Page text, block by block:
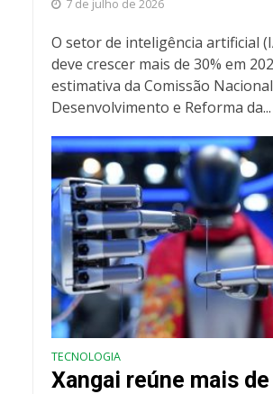
7 de julho de 2026
O setor de inteligência artificial
deve crescer mais de 30% em
estimativa da Comissão
Desenvolvimento e Reforma da...
TECNOLOGIA
Xangai reúne mais